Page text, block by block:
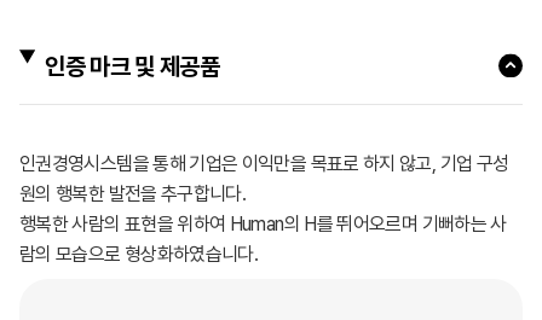
인증 마크 및 제공품
인권경영시스템을 통해 기업은 이익만을 목표로 하지 않고, 기업 구성
원의 행복한 발전을 추구합니다.
행복한 사람의 표현을 위하여 Human의 H를 뛰어오르며 기뻐하는 사
람의 모습으로 형상화하였습니다.